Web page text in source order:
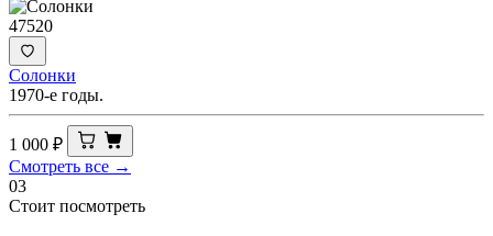
47520
Солонки
1970-е годы.
1 000 ₽
Смотреть все →
03
Стоит посмотреть